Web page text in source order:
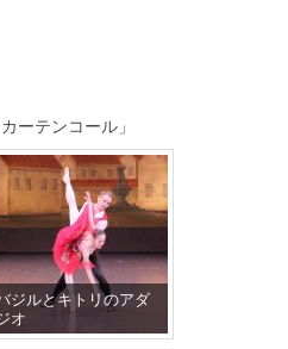
ーテンコール」
ジルとキトリのアダ
オ